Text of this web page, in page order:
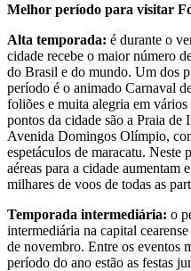
Melhor período para visitar
Alta temporada: é durante o
cidade recebe o maior número
do Brasil e do mundo. Um dos
período é o animado Carnaval
foliões e muita alegria em
pontos da cidade são a Praia de
Avenida Domingos Olímpio,
espetáculos de maracatu. Neste
aéreas para a cidade aumentam
milhares de voos de todas as
Temporada intermediária: o
intermediária na capital
de novembro. Entre os eventos
período do ano estão as festas